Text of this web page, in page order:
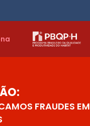
FRAUDES EM